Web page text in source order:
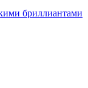
бриллиантами